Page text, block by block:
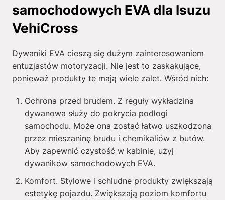
samochodowych EVA dla Isuzu
VehiCross
Dywaniki EVA cieszą się dużym zainteresowaniem
entuzjastów motoryzacji. Nie jest to zaskakujące,
ponieważ produkty te mają wiele zalet. Wśród nich:
Ochrona przed brudem. Z reguły wykładzina
dywanowa służy do pokrycia podłogi
samochodu. Może ona zostać łatwo uszkodzona
przez mieszaninę brudu i chemikaliów z butów.
Aby zapewnić czystość w kabinie, użyj
dywaników samochodowych EVA.
Komfort. Stylowe i schludne produkty zwiększają
estetykę pojazdu. Zwiększają poziom komfortu